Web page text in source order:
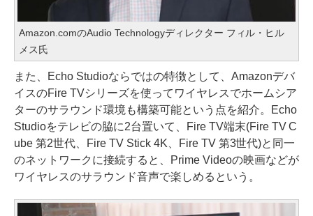
Amazon.comのAudio Technologyディレクター フィル・ヒル
メス氏
また、Echo Studioならではの特徴として、Amazonデバ
イスのFire TVシリーズを使ってワイヤレスでホームシア
ターのサラウンド環境も構築可能という点を紹介。Echo
Studioをテレビの脇に2台置いて、Fire TV端末(Fire TV C
ube 第2世代、Fire TV Stick 4K、Fire TV 第3世代)と同一
のネットワークに接続すると、Prime Videoの映画などが
ワイヤレスのサラウンド音声で楽しめるという。